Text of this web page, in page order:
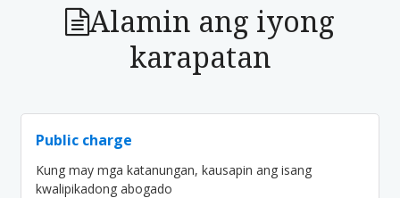
Alamin ang iyong
karapatan
Public charge
Kung may mga katanungan, kausapin ang isang
kwalipikadong abogado